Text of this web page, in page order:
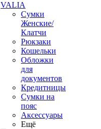
VALIA
Сумки
Женские/
Клатчи
Рюкзаки
Кошельки
Обложки
для
документов
Кредитницы
Сумки на
пояс
Аксессуары
Ещё